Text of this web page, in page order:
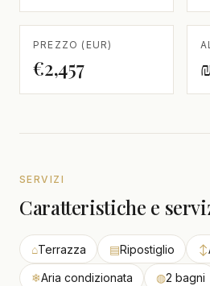
PREZZO (EUR)
€2,457
SERVIZI
Caratteristiche e
⌂Terrazza ▤Ripostiglio ↕
❄Aria condizionata ◍2 bagni